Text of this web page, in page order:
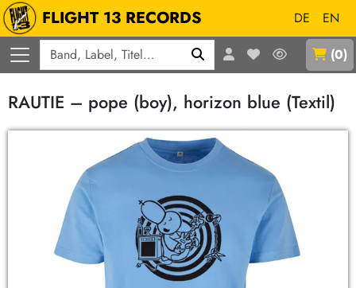
FLIGHT 13 RECORDS DE
EN
(0)
RAUTIE – pope (boy), horizon blue (Textil)